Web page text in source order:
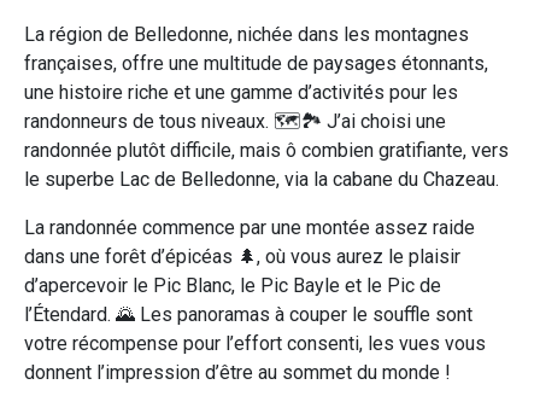
La région de Belledonne, nichée dans les montagnes
françaises, offre une multitude de paysages étonnants,
une histoire riche et une gamme d’activités pour les
randonneurs de tous niveaux. 🗺️🏞️ J’ai choisi une
randonnée plutôt difficile, mais ô combien gratifiante, vers
le superbe Lac de Belledonne, via la cabane du Chazeau.
La randonnée commence par une montée assez raide
dans une forêt d’épicéas 🌲, où vous aurez le plaisir
d’apercevoir le Pic Blanc, le Pic Bayle et le Pic de
l’Étendard. 🌄 Les panoramas à couper le souffle sont
votre récompense pour l’effort consenti, les vues vous
donnent l’impression d’être au sommet du monde !